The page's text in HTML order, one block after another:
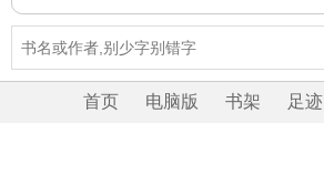
首页 电脑版 书架 足迹